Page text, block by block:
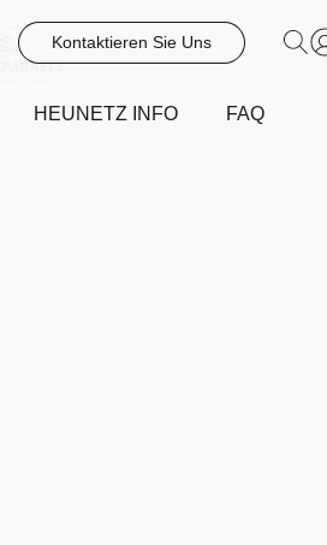
Kontaktieren Sie Uns
HEUNETZ INFO FAQ